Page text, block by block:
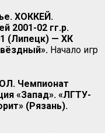
ХОККЕЙ.
2001-02 гг.р.
(Липецк) — ХК
Начало игр
Чемпионат
«Запад». «ЛГТУ-
(Рязань).